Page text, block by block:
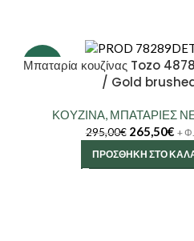
-10%
Μπαταρία κουζίνας Tozo
/ Gold
ΚΟΥΖΙΝΑ, ΜΠΑΤΑΡΙΕΣ
295,00€ 265,50€ +
ΠΡΟΣΘΉΚΗ ΣΤΟ